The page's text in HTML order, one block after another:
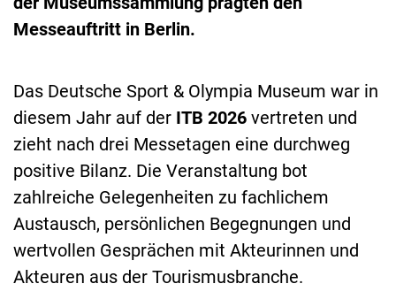
Messeauftritt in Berlin.
Das Deutsche Sport & Olympia Museum war in
diesem Jahr auf der ITB 2026 vertreten und
zieht nach drei Messetagen eine durchweg
positive Bilanz. Die Veranstaltung bot
zahlreiche Gelegenheiten zu fachlichem
Austausch, persönlichen Begegnungen und
wertvollen Gesprächen mit Akteurinnen und
Akteuren aus der Tourismusbranche.